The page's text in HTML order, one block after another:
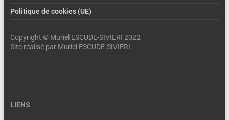
Politique de cookies (UE)
Copyright © Muriel ESCUDE-SIVIERI 2022
Site réalisé par Muriel ESCUDE-SIVIERI
LIENS